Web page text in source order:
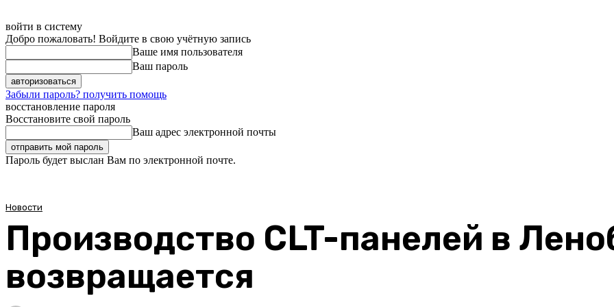
войти в систему
Добро пожаловать! Войдите в свою учётную запись
Ваше имя пользователя
Ваш пароль
Забыли пароль? получить помощь
восстановление пароля
Восстановите свой пароль
Ваш адрес электронной почты
Пароль будет выслан Вам по электронной почте.
Новости
Производство CLT-панелей в
возвращается